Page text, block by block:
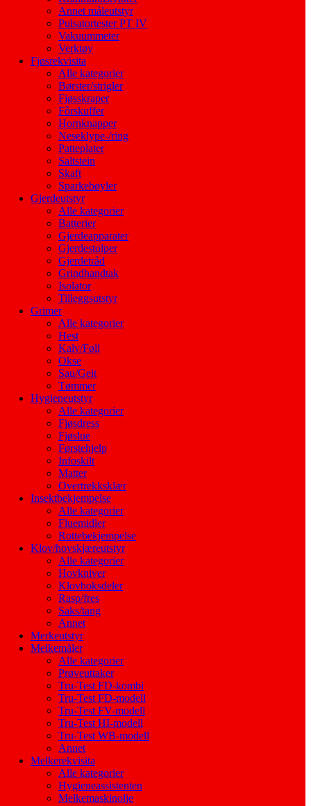
Annet måleutstyr
Pulsatortester PT IV
Vakuummeter
Verktøy
Fjøsrekvisita
Alle kategorier
Børster/strigler
Fjøsskraper
Fôrskuffer
Hornknapper
Neseklype-/ring
Patteplater
Saltstein
Skaft
Sparkebøyler
Gjerdeutstyr
Alle kategorier
Batterier
Gjerdeapparater
Gjerdestolper
Gjerdetråd
Grindhandtak
Isolator
Tilleggsutstyr
Grimer
Alle kategorier
Hest
Kalv/Føll
Okse
Sau/Geit
Tømmer
Hygieneutstyr
Alle kategorier
Fjøsdress
Fjøslue
Førstehjelp
Infoskilt
Matter
Overtrekksklær
Insektbekjempelse
Alle kategorier
Fluemidler
Rottebekjempelse
Klov/hovskjæreutstyr
Alle kategorier
Hovkniver
Klovboksdeler
Rasp/fres
Saks/tang
Annet
Merkeutstyr
Melkemåler
Alle kategorier
Prøveuttaker
Tru-Test FD-kombi
Tru-Test FD-modell
Tru-Test FV-modell
Tru-Test HI-modell
Tru-Test WB-modell
Annet
Melkerekvisita
Alle kategorier
Hygieneassistenten
Melkemaskinolje